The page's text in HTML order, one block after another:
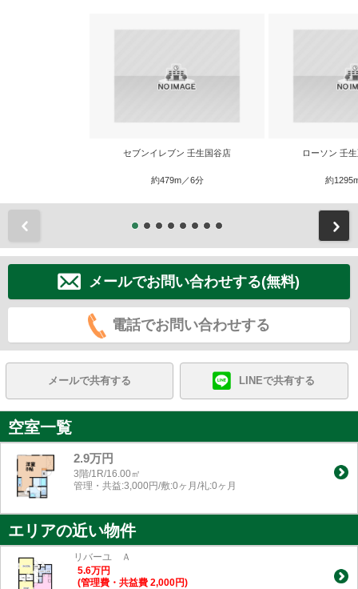
セブンイレブン 壬生国谷店
約479m／6分
ローソン 壬
約
メールでお問い合わせする(無料)
電話でお問い合わせする
メールで共有する LINEで共有する
空室一覧
2.9万円
3階/1R/16.00㎡
管理・共益:3,000円/敷:0ヶ月/礼:0ヶ月
エリアの近い物件
リバーユ Ａ
5.6万円
(管理費・共益費 2,000円)